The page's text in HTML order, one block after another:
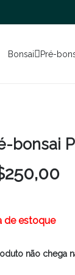
Bonsai Pré-
bonsai
250,00
de estoque
não chega